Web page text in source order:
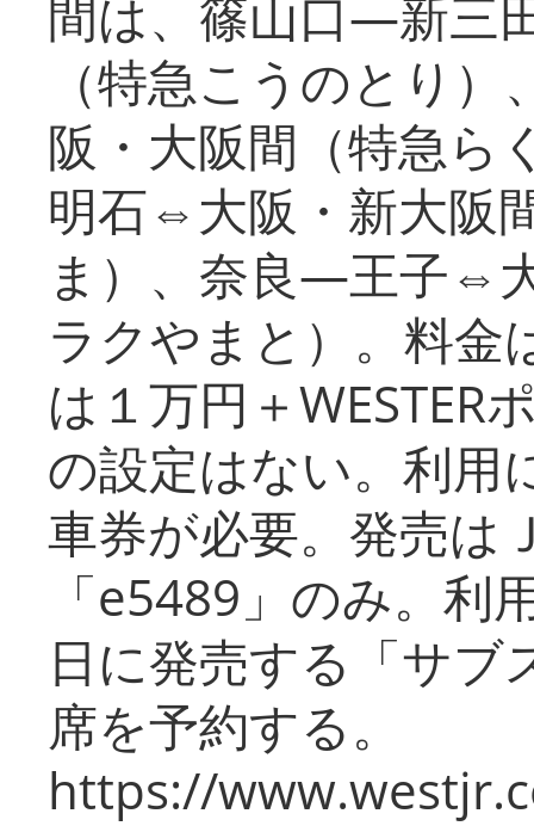
間は、篠山口―新三
（特急こうのとり
阪・大阪間（特急
明石⇔大阪・新大阪
ま）、奈良―王子⇔
ラクやまと）。料金
は１万円＋WESTER
の設定はない。利用
車券が必要。発売は
「e5489」のみ。利
日に発売する「サブ
席を予約する。
https://